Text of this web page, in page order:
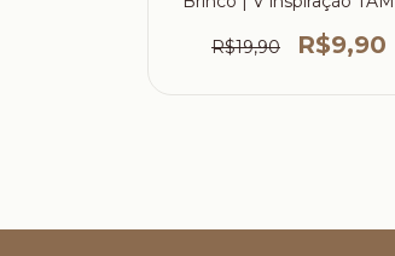
R$19,90 R$9,90